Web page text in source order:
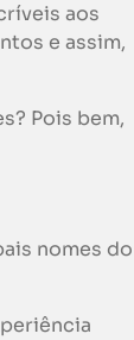
aos
e assim,
Pois bem,
nomes